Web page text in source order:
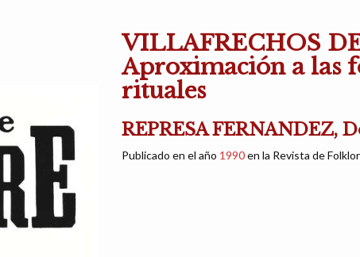
VILLAFRECHOS
Aproximación a las
rituales
REPRESA FERNANDEZ,
Publicado en el año 1990en la Revista de